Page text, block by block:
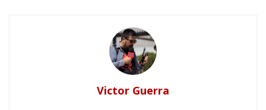
Victor Guerra